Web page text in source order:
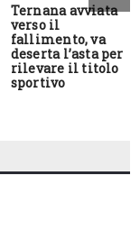
Ternana avviata
verso il
fallimento, va
deserta l’asta per
rilevare il titolo
sportivo